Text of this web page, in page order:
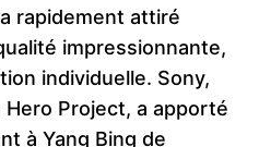
rapidement attiré
impressionnante,
individuelle. Sony,
Project, a apporté
à Yang Bing de